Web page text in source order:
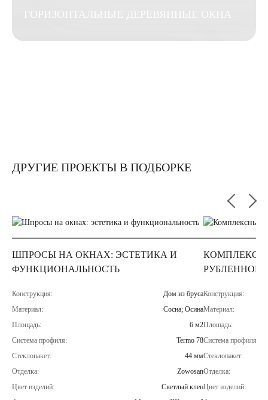
ГОРИЗОНТАЛЬНЫЕ ДЕРЕВЯННЫЕ ОКНА
ДРУГИЕ ПРОЕКТЫ В ПОДБОРКЕ
ШПРОСЫ НА ОКНАХ: ЭСТЕТИКА И
ФУНКЦИОНАЛЬНОСТЬ
Конструкция:
Дом из бруса
Материал:
Сосна; Осина
Площадь:
6 м2
Система профиля:
Termo 78
Стеклопакет:
44 мм
Отделка:
Zowosan
Цвет изделий:
Светлый клен
РУБЛЕННОМ
Конструкция:
Материал:
Площадь:
Система профиля:
Стеклопакет:
Отделка:
Цвет изделий: